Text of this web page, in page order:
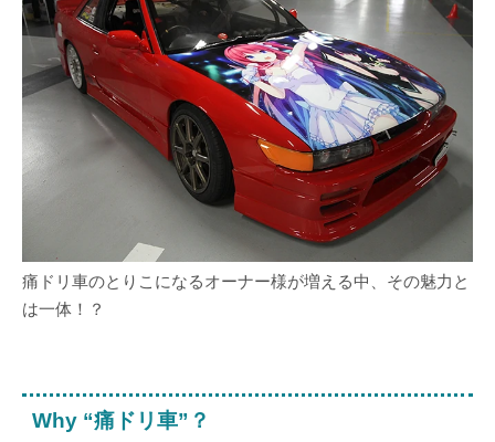
痛ドリ車のとりこになるオーナー様が増える中、その魅力と
は一体！？
Why “痛ドリ車”？